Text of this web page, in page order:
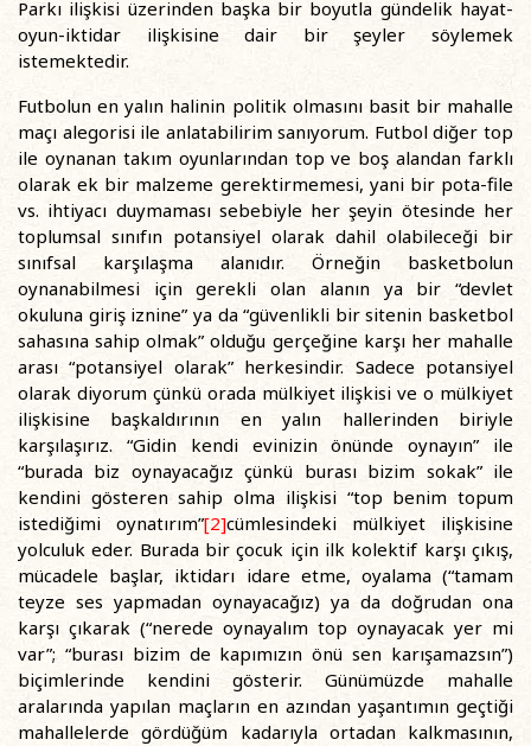
Parkı ilişkisi üzerinden başka bir boyutla gündelik hayat-
oyun-iktidar ilişkisine dair bir şeyler söylemek
istemektedir.
Futbolun en yalın halinin politik olmasını basit bir mahalle
maçı alegorisi ile anlatabilirim sanıyorum. Futbol diğer top
ile oynanan takım oyunlarından top ve boş alandan farklı
olarak ek bir malzeme gerektirmemesi, yani bir pota-file
vs. ihtiyacı duymaması sebebiyle her şeyin ötesinde her
toplumsal sınıfın potansiyel olarak dahil olabileceği bir
sınıfsal karşılaşma alanıdır. Örneğin basketbolun
oynanabilmesi için gerekli olan alanın ya bir “devlet
okuluna giriş iznine” ya da “güvenlikli bir sitenin basketbol
sahasına sahip olmak” olduğu gerçeğine karşı her mahalle
arası “potansiyel olarak” herkesindir. Sadece potansiyel
olarak diyorum çünkü orada mülkiyet ilişkisi ve o mülkiyet
ilişkisine başkaldırının en yalın hallerinden biriyle
karşılaşırız. “Gidin kendi evinizin önünde oynayın” ile
“burada biz oynayacağız çünkü burası bizim sokak” ile
kendini gösteren sahip olma ilişkisi “top benim topum
istediğimi oynatırım”[2]cümlesindeki mülkiyet ilişkisine
yolculuk eder. Burada bir çocuk için ilk kolektif karşı çıkış,
mücadele başlar, iktidarı idare etme, oyalama (“tamam
teyze ses yapmadan oynayacağız) ya da doğrudan ona
karşı çıkarak (“nerede oynayalım top oynayacak yer mi
var”; “burası bizim de kapımızın önü sen karışamazsın”)
biçimlerinde kendini gösterir. Günümüzde mahalle
aralarında yapılan maçların en azından yaşantımın geçtiği
mahallelerde gördüğüm kadarıyla ortadan kalkmasının,